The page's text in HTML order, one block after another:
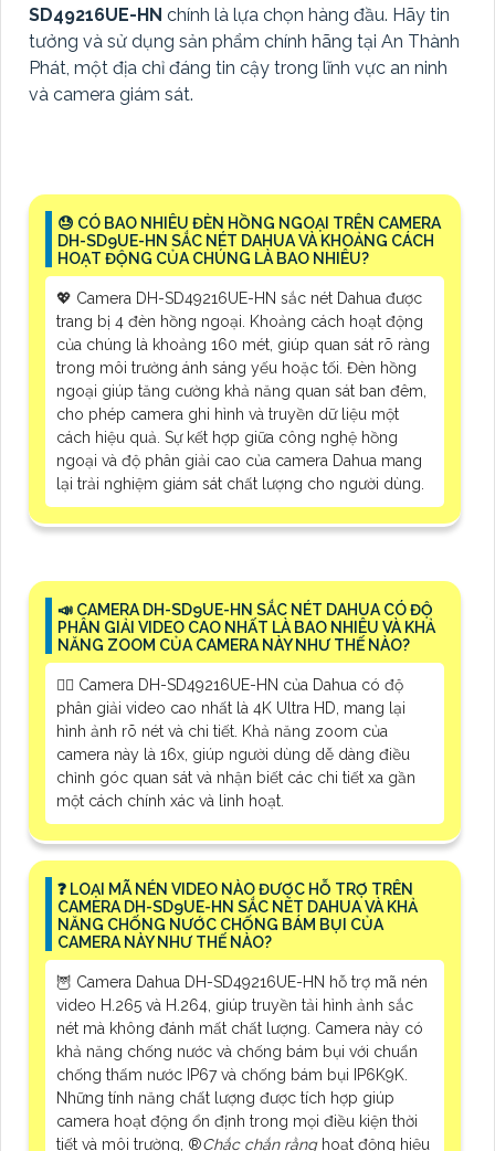
SD49216UE-HN chính là lựa chọn hàng đầu. Hãy tin
tưởng và sử dụng sản phẩm chính hãng tại An Thành
Phát, một địa chỉ đáng tin cậy trong lĩnh vực an ninh
và camera giám sát.
😓 CÓ BAO NHIÊU ĐÈN HỒNG NGOẠI TRÊN CAMERA
DH-SD9UE-HN SẮC NÉT DAHUA VÀ KHOẢNG CÁCH
HOẠT ĐỘNG CỦA CHÚNG LÀ BAO NHIÊU?
💖 Camera DH-SD49216UE-HN sắc nét Dahua được
trang bị 4 đèn hồng ngoại. Khoảng cách hoạt động
của chúng là khoảng 160 mét, giúp quan sát rõ ràng
trong môi trường ánh sáng yếu hoặc tối. Đèn hồng
ngoại giúp tăng cường khả năng quan sát ban đêm,
cho phép camera ghi hình và truyền dữ liệu một
cách hiệu quả. Sự kết hợp giữa công nghệ hồng
ngoại và độ phân giải cao của camera Dahua mang
lại trải nghiệm giám sát chất lượng cho người dùng.
📣 CAMERA DH-SD9UE-HN SẮC NÉT DAHUA CÓ ĐỘ
PHÂN GIẢI VIDEO CAO NHẤT LÀ BAO NHIÊU VÀ KHẢ
NĂNG ZOOM CỦA CAMERA NÀY NHƯ THẾ NÀO?
🙆‍♀️ Camera DH-SD49216UE-HN của Dahua có độ
phân giải video cao nhất là 4K Ultra HD, mang lại
hình ảnh rõ nét và chi tiết. Khả năng zoom của
camera này là 16x, giúp người dùng dễ dàng điều
chỉnh góc quan sát và nhận biết các chi tiết xa gần
một cách chính xác và linh hoạt.
❓ LOẠI MÃ NÉN VIDEO NÀO ĐƯỢC HỖ TRỢ TRÊN
CAMERA DH-SD9UE-HN SẮC NÉT DAHUA VÀ KHẢ
NĂNG CHỐNG NƯỚC CHỐNG BÁM BỤI CỦA
CAMERA NÀY NHƯ THẾ NÀO?
🦉 Camera Dahua DH-SD49216UE-HN hỗ trợ mã nén
video H.265 và H.264, giúp truyền tải hình ảnh sắc
nét mà không đánh mất chất lượng. Camera này có
khả năng chống nước và chống bám bụi với chuẩn
chống thấm nước IP67 và chống bám bụi IP6K9K.
Những tính năng chất lượng được tích hợp giúp
camera hoạt động ổn định trong mọi điều kiện thời
tiết và môi trường, ®️Chắc chắn rằnghoạt động hiệu